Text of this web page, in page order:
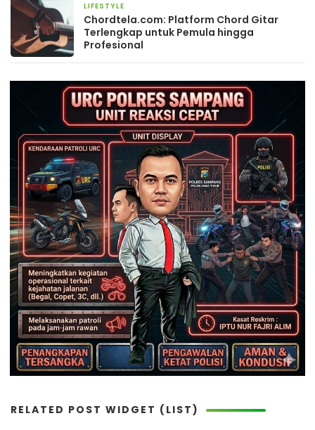
LIFESTYLE
Chordtela.com: Platform Chord Gitar
Terlengkap untuk Pemula hingga
Profesional
RELATED POST WIDGET (LIST)